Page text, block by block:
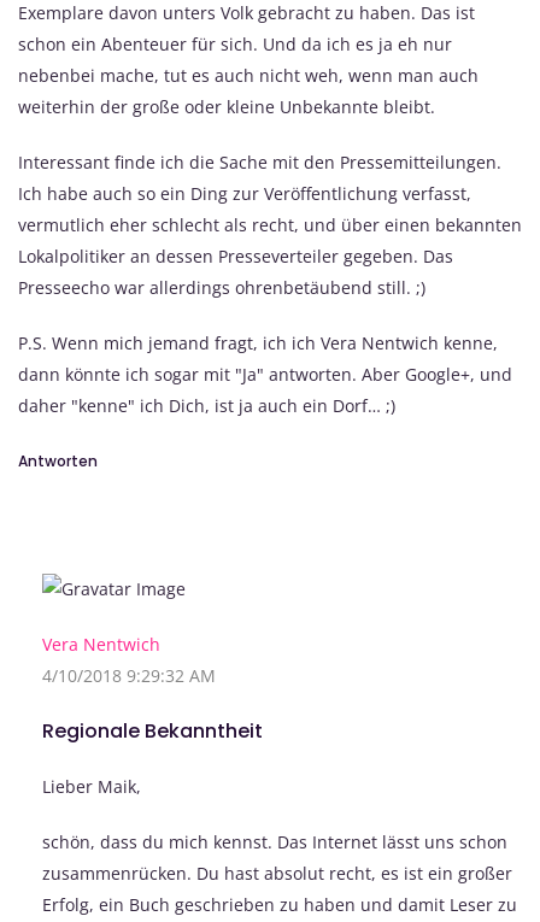
Exemplare davon unters Volk gebracht zu haben. Das ist
schon ein Abenteuer für sich. Und da ich es ja eh nur
nebenbei mache, tut es auch nicht weh, wenn man auch
weiterhin der große oder kleine Unbekannte bleibt.
Interessant finde ich die Sache mit den Pressemitteilungen.
Ich habe auch so ein Ding zur Veröffentlichung verfasst,
vermutlich eher schlecht als recht, und über einen bekannten
Lokalpolitiker an dessen Presseverteiler gegeben. Das
Presseecho war allerdings ohrenbetäubend still. ;)
P.S. Wenn mich jemand fragt, ich ich Vera Nentwich kenne,
dann könnte ich sogar mit "Ja" antworten. Aber Google+, und
daher "kenne" ich Dich, ist ja auch ein Dorf… ;)
Antworten
Vera Nentwich
4/10/2018 9:29:32 AM
Regionale Bekanntheit
Lieber Maik,
schön, dass du mich kennst. Das Internet lässt uns schon
zusammenrücken. Du hast absolut recht, es ist ein großer
Erfolg, ein Buch geschrieben zu haben und damit Leser zu